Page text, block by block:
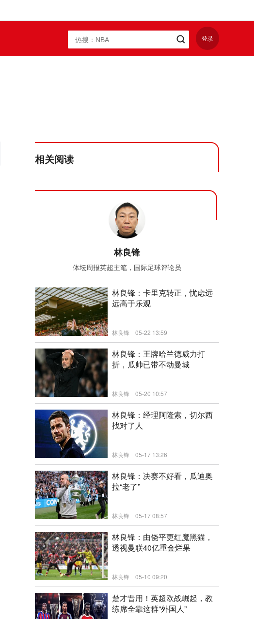
登录
相关阅读
林良锋
体坛周报英超主笔，国际足球评论员
新闻
林良锋：卡里克转正，忧虑远
远高于乐观
林良锋 05-22 13:59
新闻
林良锋：王牌哈兰德威力打
折，瓜帅已带不动曼城
林良锋 05-20 10:57
新闻
林良锋：经理阿隆索，切尔西
找对了人
林良锋 05-17 13:26
新闻
林良锋：决赛不好看，瓜迪奥
拉“老了”
林良锋 05-17 08:57
新闻
林良锋：由侥平更红魔黑猫，
透视曼联40亿重金烂果
林良锋 05-10 09:20
楚才晋用！英超欧战崛起，教
练席全靠这群“外国人”